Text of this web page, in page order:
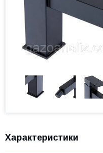
Характеристики